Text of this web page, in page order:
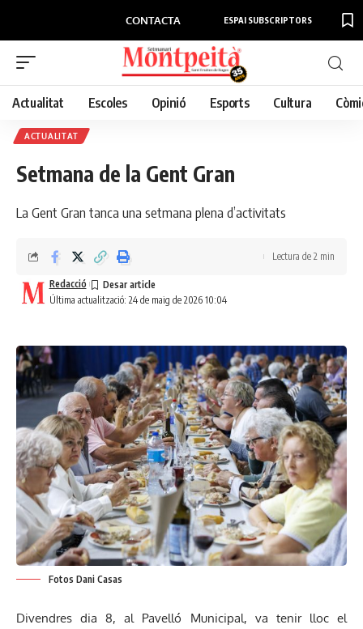
CONTACTA ESPAI SUBSCRIPTORS
Actualitat Escoles Opinió Esports Cultura
ACTUALITAT
Setmana de la Gent Gran
La Gent Gran tanca una setmana plena d’activitats
Última actualització: 24 de maig de 2026 10:04
Redacció
Lectura de 2 min
Fotos Dani Casas
Divendres dia 8, al Pavelló Municipal, va tenir lloc el